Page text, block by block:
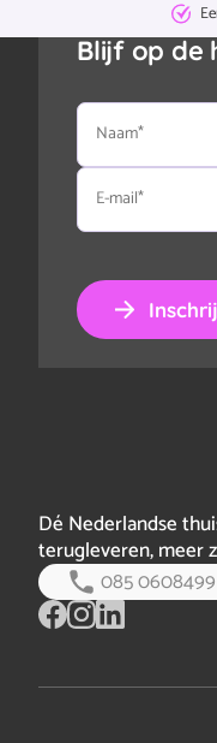
Blijf op de
Naam
E-
mail
Dé Nederlandse
terugleveren, meer
085 0608499